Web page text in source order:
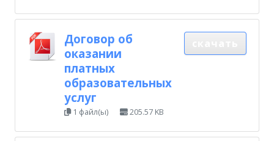
Договор об
оказании
платных
образовательных
услуг
1 файл(ы) 205.57 KB